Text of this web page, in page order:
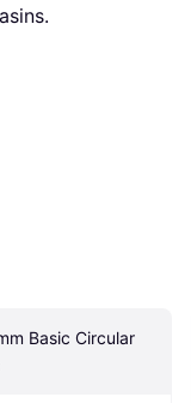
Basic Circular